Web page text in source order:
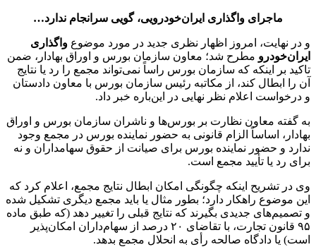
ماجرای واگذاری ایران‌خودرویی، گویی سرانجام ندارد…
و در نهایت، امروز اظهار نظری جدید در مورد موضوع واگذاری
ایران‌خودرو مطرح شد؛ معاون سازمان بورس و اوراق بهادار، ضمن
تاکید بر اینکه که سازمان بورس راساً نمی‌تواند مجمع را رد یا نتایج
آن را ابطال کند، از مکاتبه رئیس سازمان بورس با معاون دادستان
و درخواست اعلام نظر نهایی در این‌باره خبر داد.
به گفته معاون نظارت بر بورس‌ها و ناشران سازمان بورس و اوراق
بهادار، اساساً الزام قانونی به حضور نماینده بورس در مجمع وجود
ندارد و حضور نماینده بورس برای صیانت از حقوق سهامداران و نه
برای رد یا تأیید مجمع است.
وی در تشریح اینکه چگونگی امکان‌ ابطال نتایج مجمع، اعلام کرد که
این موضوع راهکار دارد؛ بطور مثال یا باید مجمع دیگری تشکیل شده
و تصمیم‌های جدیدی بگیرند که نتایج قبلی را تغییر دهد (که طبق ماده
۹۵ قانون تجارت، با تقاضای ۲۰ درصد از سهام‌داران امکان‌پذیر
است) یا دادگاه صالحه رأی به انحلال مجمع بدهد.